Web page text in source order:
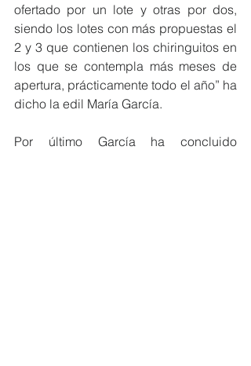
ofertado por un lote y otras por dos,
siendo los lotes con más propuestas el
2 y 3 que contienen los chiringuitos en
los que se contempla más meses de
apertura, prácticamente todo el año” ha
dicho la edil María García.
Por último García ha concluido